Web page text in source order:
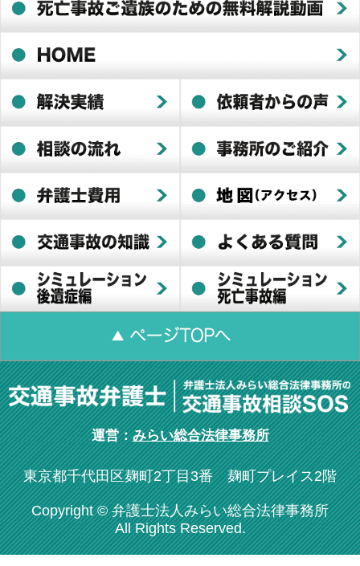
運営：みらい総合法律事務所
東京都千代田区麹町2丁目3番 麹町プレイス2階
Copyright © 弁護士法人みらい総合法律事務所
All Rights Reserved.